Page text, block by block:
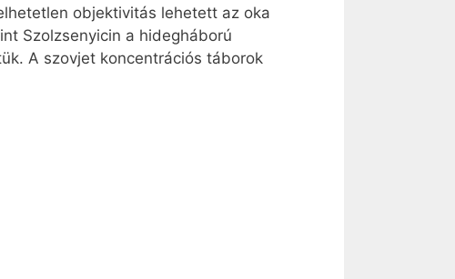
objektivitás lehetett az oka
Szolzsenyicin a hidegháború
A szovjet koncentrációs táborok